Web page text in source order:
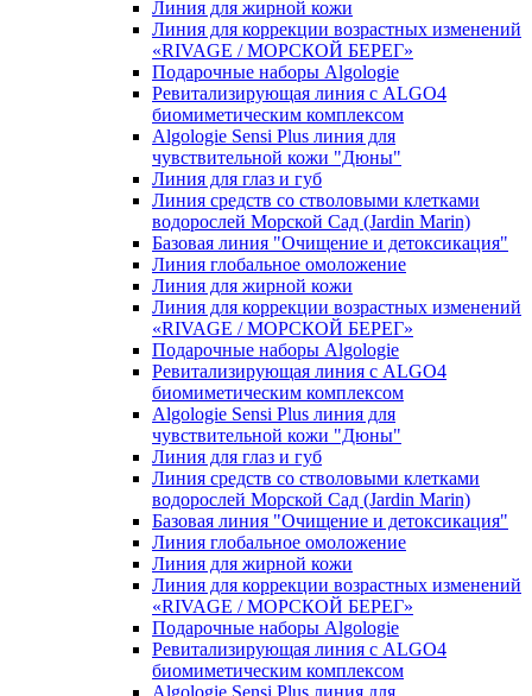
Линия для жирной кожи
Линия для коррекции возрастных изменений
«RIVAGE / МОРСКОЙ БЕРЕГ»
Подарочные наборы Algologie
Ревитализирующая линия с ALGO4
биомиметическим комплексом
Algologie Sensi Plus линия для
чувcтвительной кожи "Дюны"
Линия для глаз и губ
Линия средств со стволовыми клетками
водорослей Морской Сад (Jardin Marin)
Базовая линия "Очищение и детоксикация"
Линия глобальное омоложение
Линия для жирной кожи
Линия для коррекции возрастных изменений
«RIVAGE / МОРСКОЙ БЕРЕГ»
Подарочные наборы Algologie
Ревитализирующая линия с ALGO4
биомиметическим комплексом
Algologie Sensi Plus линия для
чувcтвительной кожи "Дюны"
Линия для глаз и губ
Линия средств со стволовыми клетками
водорослей Морской Сад (Jardin Marin)
Базовая линия "Очищение и детоксикация"
Линия глобальное омоложение
Линия для жирной кожи
Линия для коррекции возрастных изменений
«RIVAGE / МОРСКОЙ БЕРЕГ»
Подарочные наборы Algologie
Ревитализирующая линия с ALGO4
биомиметическим комплексом
Algologie Sensi Plus линия для